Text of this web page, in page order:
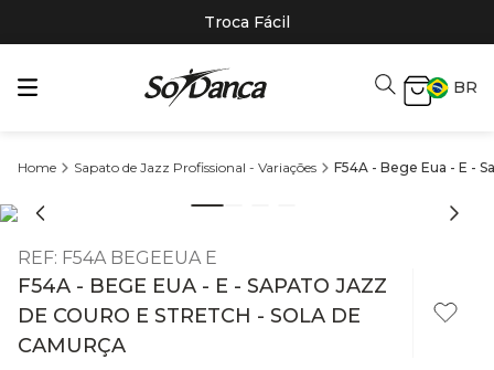
Troca Fácil
BR
Sapato de Jazz Profissional - Variações F54A - Bege Eua - E -
REF: F54A BEGEEUA E
F54A - BEGE EUA - E - SAPATO JAZZ
DE COURO E STRETCH - SOLA DE
CAMURÇA